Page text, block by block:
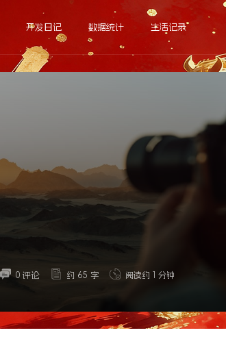
开发日记 数据统计 生活记录
0 评论 约 65 字 阅读约 1 分钟